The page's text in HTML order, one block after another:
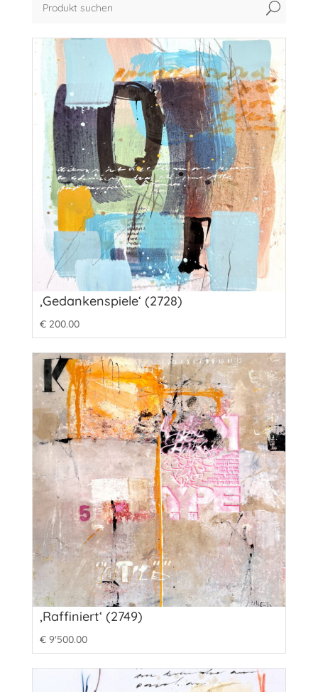
U
‚Gedankenspiele‘ (2728)
€200.00
‚Raffiniert‘ (2749)
€9'500.00